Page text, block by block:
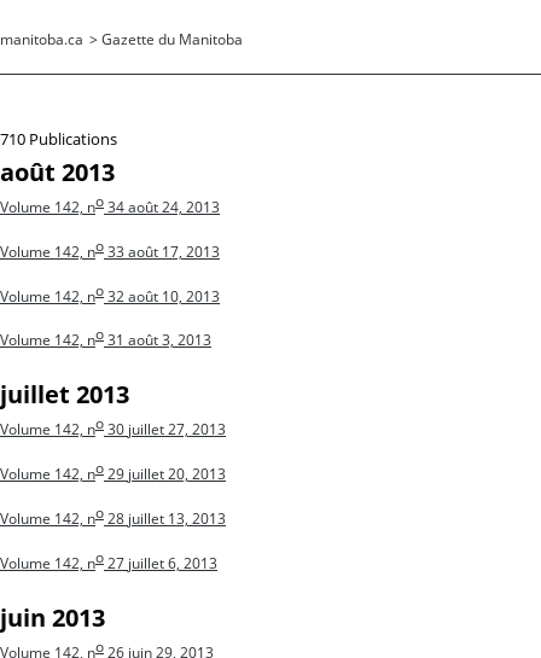
manitoba.ca > Gazette du Manitoba
710 Publications
août 2013
Volume 142, no 34 août 24, 2013
Volume 142, no 33 août 17, 2013
Volume 142, no 32 août 10, 2013
Volume 142, no 31 août 3, 2013
juillet 2013
Volume 142, no 30 juillet 27, 2013
Volume 142, no 29 juillet 20, 2013
Volume 142, no 28 juillet 13, 2013
Volume 142, no 27 juillet 6, 2013
juin 2013
Volume 142, no 26 juin 29, 2013